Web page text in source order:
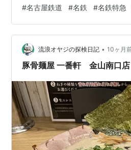
行き】 同系電車は、１２００系
の後継車両として導入された特
併結して運行しています。 本車
して名鉄岐阜駅（岐阜県岐阜市）
は、特別車（１号車、２号車）及
#名古屋鉄道 #名鉄 #名鉄特急
流浪オヤジの探検日記 • 10ヶ月
豚骨麺屋 一番軒 金山南口店